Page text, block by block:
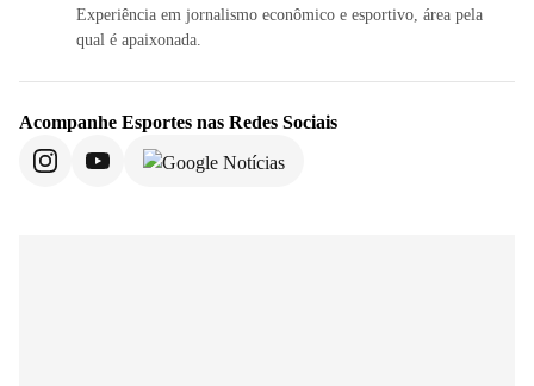
Experiência em jornalismo econômico e esportivo, área pela
qual é apaixonada.
Acompanhe Esportes nas Redes Sociais